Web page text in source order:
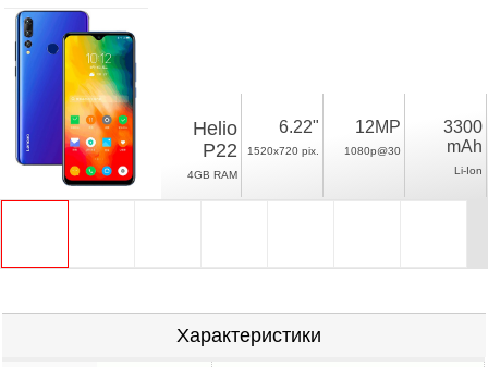
Helio
P22
4GB RAM
6.22"
1520x720 pix.
12MP
1080p@30
3300
mAh
Li-Ion
Характеристики